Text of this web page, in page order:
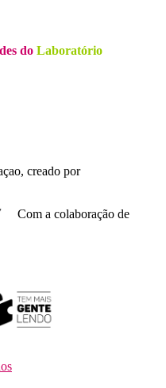
do Laboratório
creado por
Com a colaboração de